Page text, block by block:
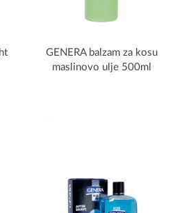
GENERA balzam za kosu
maslinovo ulje 500ml